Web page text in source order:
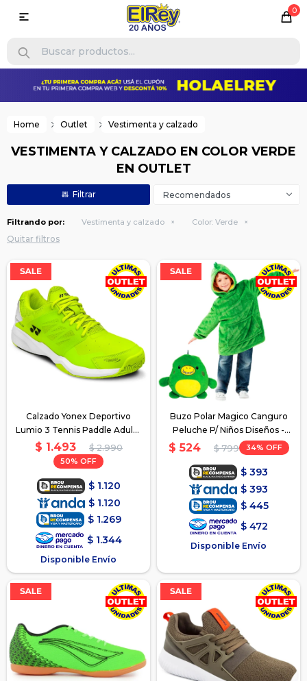
0

Home Outlet Vestimenta y calzado
VESTIMENTA Y CALZADO EN COLOR VERDE
EN OUTLET
Recomendados
Filtrando por: Vestimenta y calzado Color: Verde
Quitar filtros
Calzado Yonex Deportivo
Lumio 3 Tennis Paddle Adulto
- Verde
$ 1.493 $ 2.990
50
$ 1.120
$ 1.120
$ 1.269
$ 1.344
Disponible Envío
Buzo Polar Magico Canguro
Peluche P/ Niños Diseños -
Verde
$ 524 $ 799 34
$ 393
$ 393
$ 445
$ 472
Disponible Envío